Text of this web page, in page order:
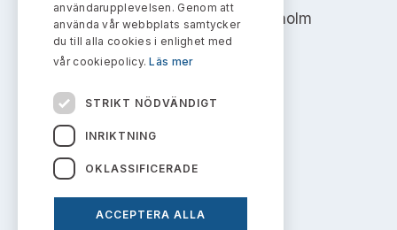
Huvudmän
Verksamhetsberättelser
Publikationer och anföranden
Avgifter
Address: Box 7354, 103 90 Stockholm
info@aktiemarknadsnamnden.se
Om innehållet
Om webbplatsen
användarupplevelsen. Genom att
använda vår webbplats samtycker
du till alla cookies i enlighet med
vår cookiepolicy.Läs mer
STRIKT NÖDVÄNDIGT
INRIKTNING
OKLASSIFICERADE
ACCEPTERA ALLA